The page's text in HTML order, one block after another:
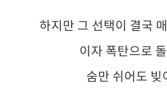
하지만 그 선택이 결국
이자 폭탄으로
숨만 쉬어도 빚